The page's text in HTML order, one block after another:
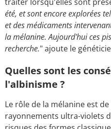
été, et sont encore explorées
et des médicaments
la mélanine. Aujourd'hui ces
recherche." ajoute le
Quelles sont les
l'albinisme ?
Le rôle de la mélanine est
rayonnements ultra-violets